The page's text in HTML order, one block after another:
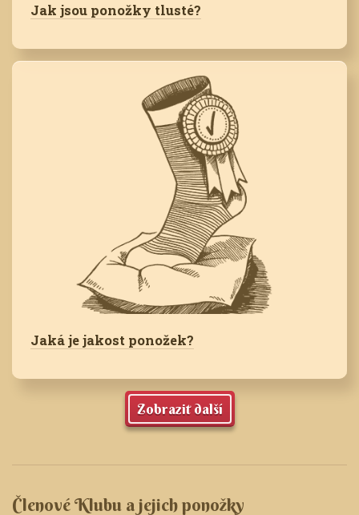
Jak jsou ponožky tlusté?
Jaká je jakost ponožek?
Zobrazit další
Členové Klubu a jejich ponožky